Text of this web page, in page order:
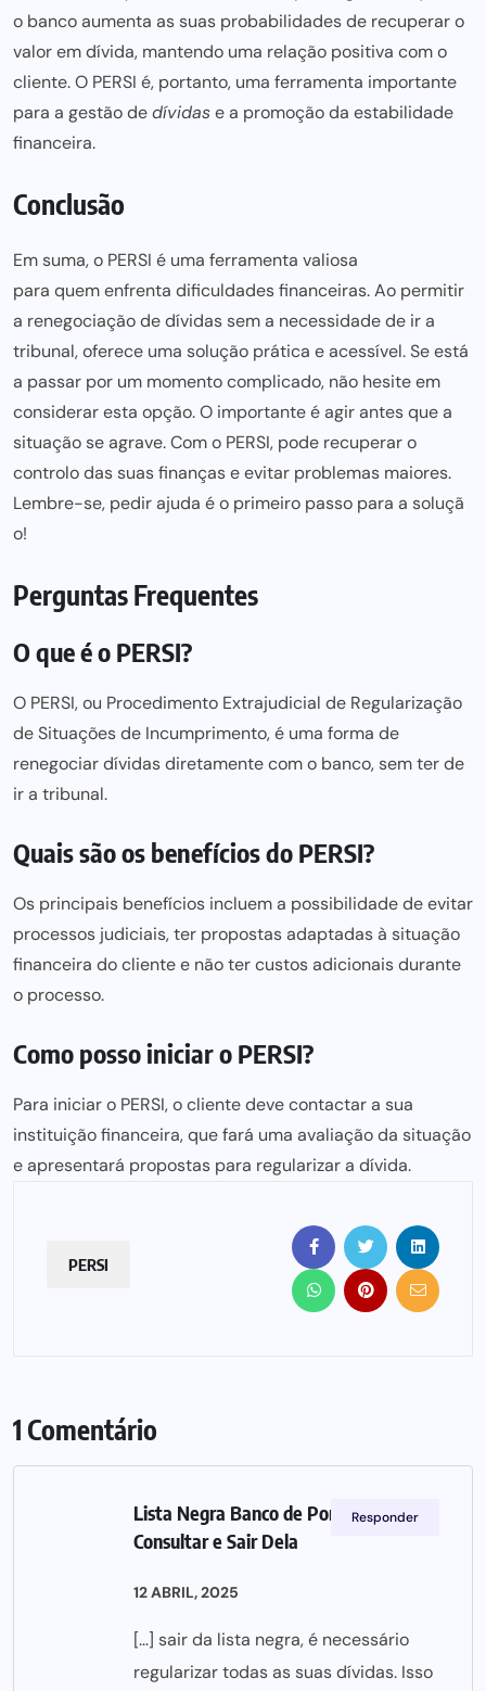
o banco aumenta as suas probabilidades de recuperar o
valor em dívida, mantendo uma relação positiva com o
cliente. O PERSI é, portanto, uma ferramenta importante
para a gestão dedívidase a promoção da estabilidade
financeira.
Conclusão
Em suma, o PERSI é uma ferramenta valiosa
para quem enfrenta dificuldades financeiras. Ao permitir
a renegociação de dívidas sem a necessidade de ir a
tribunal, oferece uma solução prática e acessível. Se está
a passar por um momento complicado, não hesite em
considerar esta opção. O importante é agir antes que a
situação se agrave. Com o PERSI, pode recuperar o
controlo das suas finanças e evitar problemas maiores.
Lembre-se, pedir ajuda é o primeiro passo para a soluçã
o!
Perguntas Frequentes
O que é o PERSI?
O PERSI, ou Procedimento Extrajudicial de Regularização
de Situações de Incumprimento, é uma forma de
renegociar dívidas diretamente com o banco, sem ter de
ir a tribunal.
Quais são os benefícios do PERSI?
Os principais benefícios incluem a possibilidade de evitar
processos judiciais, ter propostas adaptadas à situação
financeira do cliente e não ter custos adicionais durante
o processo.
Como posso iniciar o PERSI?
Para iniciar o PERSI, o cliente deve contactar a sua
instituição financeira, que fará uma avaliação da situação
e apresentará propostas para regularizar a dívida.
PERSI
1 Comentário
Lista Negra Banco de Portugal: Como
Consultar e Sair Dela
12 ABRIL, 2025
[…] sair da lista negra, é necessário
regularizar todas as suas dívidas. Isso
Responder